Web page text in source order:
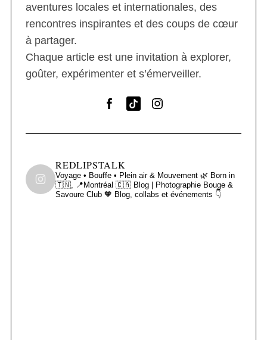
aventures locales et internationales, des
rencontres inspirantes et des coups de cœur
à partager.
Chaque article est une invitation à explorer,
goûter, expérimenter et s’émerveiller.
REDLIPSTALK
Voyage • Bouffe • Plein air & Mouvement 🌿Born in
🇹🇳, 📍Montréal 🇨🇦Blog | PhotographieBouge &
Savoure Club 🧡 Blog, collabs et événements 👇